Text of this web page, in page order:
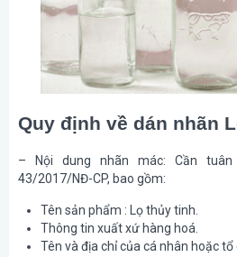
Quy định về dán nhãn
– Nội dung nhãn mác: Cần
43/2017/NĐ-CP, bao gồm:
Tên sản phẩm : Lọ thủy tinh.
Thông tin xuất xứ hàng hoá.
Tên và địa chỉ của cá nhân hoặc